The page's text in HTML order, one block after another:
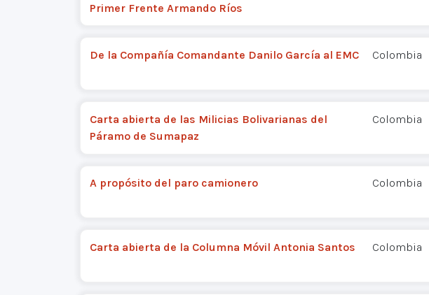
Primer Frente Armando Ríos
De la Compañía Comandante Danilo García al EMC Colombia
Carta abierta de las Milicias Bolivarianas del
Páramo de Sumapaz
Colombia
A propósito del paro camionero Colombia
Carta abierta de la Columna Móvil Antonia Santos Colombia